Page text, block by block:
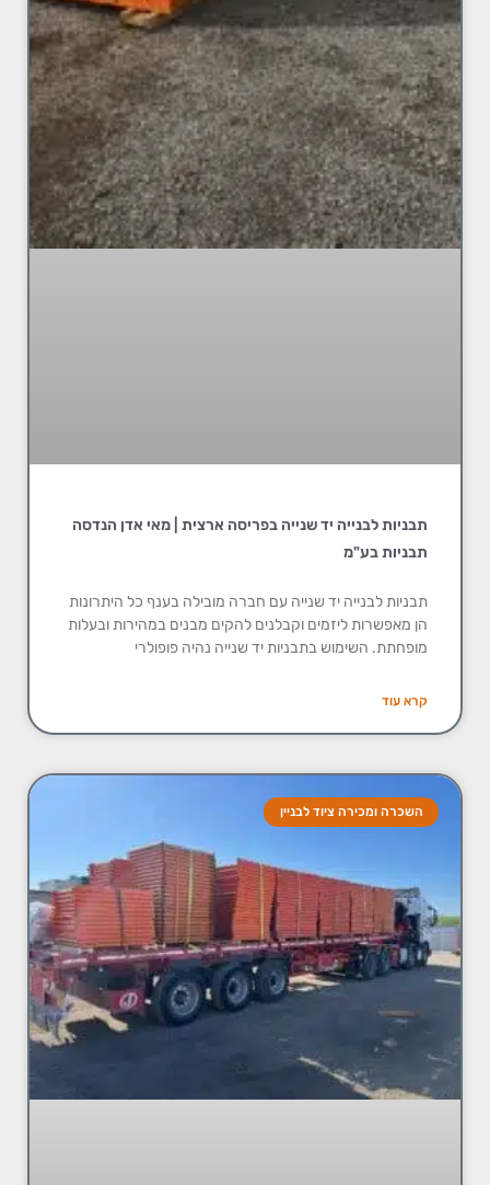
תבניות לבנייה יד שנייה בפריסה ארצית | מאי אדן הנדסה
תבניות בע"מ
תבניות לבנייה יד שנייה עם חברה מובילה בענף כל היתרונות
הן מאפשרות ליזמים וקבלנים להקים מבנים במהירות ובעלות
מופחתת. השימוש בתבניות יד שנייה נהיה פופולרי
קרא עוד
השכרה ומכירה ציוד לבניין